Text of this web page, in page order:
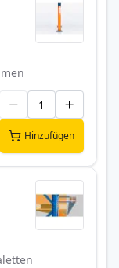
Hinzufügen